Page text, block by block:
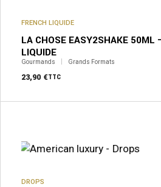
FRENCH LIQUIDE
LA CHOSE EASY2SHAKE 50ML
LIQUIDE
Gourmands Grands Formats
23,90 €TTC
DROPS
variations.
peuvent